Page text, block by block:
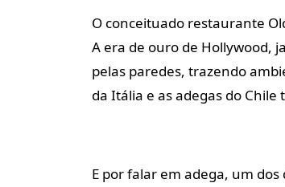
O conceituado restaurante
A era de ouro de Hollywood,
pelas paredes, trazendo
da Itália e as adegas do
E por falar em adega, um